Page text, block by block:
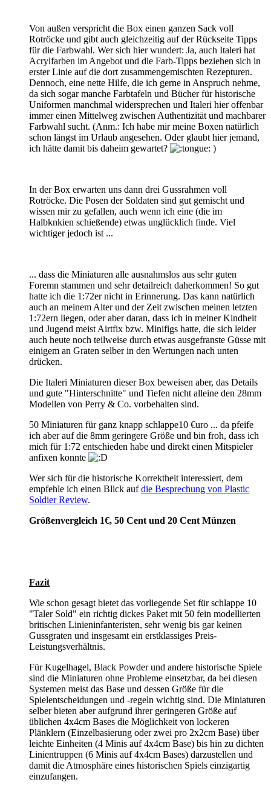
Von außen verspricht die Box einen ganzen Sack voll
Rotröcke und gibt auch gleichzeitig auf der Rückseite Tipps
für die Farbwahl. Wer sich hier wundert: Ja, auch Italeri hat
Acrylfarben im Angebot und die Farb-Tipps beziehen sich in
erster Linie auf die dort zusammengemischten Rezepturen.
Dennoch, eine nette Hilfe, die ich gerne in Anspruch nehme,
da sich sogar manche Farbtafeln und Bücher für historische
Uniformen manchmal widersprechen und Italeri hier offenbar
immer einen Mittelweg zwischen Authentizität und machbarer
Farbwahl sucht. (Anm.: Ich habe mir meine Boxen natürlich
schon längst im Urlaub angesehen. Oder glaubt hier jemand,
ich hätte damit bis daheim gewartet?
)
In der Box erwarten uns dann drei Gussrahmen voll
Rotröcke. Die Posen der Soldaten sind gut gemischt und
wissen mir zu gefallen, auch wenn ich eine (die im
Halbknkien schießende) etwas unglücklich finde. Viel
wichtiger jedoch ist ...
... dass die Miniaturen alle ausnahmslos aus sehr guten
Foremn stammen und sehr detailreich daherkommen! So gut
hatte ich die 1:72er nicht in Erinnerung. Das kann natürlich
auch an meinem Alter und der Zeit zwischen meinen letzten
1:72ern liegen, oder aber daran, dass ich in meiner Kindheit
und Jugend meist Airtfix bzw. Minifigs hatte, die sich leider
auch heute noch teilweise durch etwas ausgefranste Güsse mit
einigem an Graten selber in den Wertungen nach unten
drücken.
Die Italeri Miniaturen dieser Box beweisen aber, das Details
und gute "Hinterschnitte" und Tiefen nicht alleine den 28mm
Modellen von Perry & Co. vorbehalten sind.
50 Miniaturen für ganz knapp schlappe10 €uro ... da pfeife
ich aber auf die 8mm geringere Größe und bin froh, dass ich
mich für 1:72 entschieden habe und direkt einen Mitspieler
anfixen konnte
Wer sich für die historische Korrektheit interessiert, dem
empfehle ich einen Blick aufdie Besprechung von Plastic
Soldier Review.
Größenvergleich 1€, 50 Cent und 20 Cent Münzen
Fazit
Wie schon gesagt bietet das vorliegende Set für schlappe 10
"Taler Sold" ein richtig dickes Paket mit 50 fein modellierten
britischen Linieninfanteristen, sehr wenig bis gar keinen
Gussgraten und insgesamt ein erstklassiges Preis-
Leistungsverhältnis.
Für Kugelhagel, Black Powder und andere historische Spiele
sind die Miniaturen ohne Probleme einsetzbar, da bei diesen
Systemen meist das Base und dessen Größe für die
Spielentscheidungen und -regeln wichtig sind. Die Miniaturen
selber bieten aber aufgrund ihrer geringeren Größe auf
üblichen 4x4cm Bases die Möglichkeit von lockeren
Plänklern (Einzelbasierung oder zwei pro 2x2cm Base) über
leichte Einheiten (4 Minis auf 4x4cm Base) bis hin zu dichten
Linientruppen (6 Minis auf 4x4cm Bases) darzustellen und
damit die Atmosphäre eines historischen Spiels einzigartig
einzufangen.